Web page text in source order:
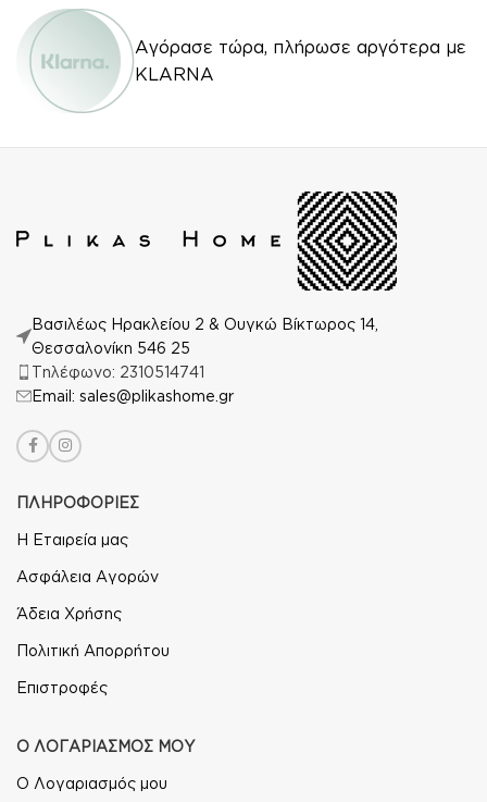
Αγόρασε τώρα, πλήρωσε αργότερα με
KLARNA
Βασιλέως Ηρακλείου 2 & Ουγκώ Βίκτωρος 14,
Θεσσαλονίκη 546 25
Τηλέφωνο: 2310514741
Email: sales@plikashome.gr
ΠΛΗΡΟΦΟΡΙΕΣ
Η Εταιρεία μας
Ασφάλεια Αγορών
Άδεια Χρήσης
Πολιτική Απορρήτου
Επιστροφές
Ο ΛΟΓΑΡΙΑΣΜΟΣ ΜΟΥ
Ο Λογαριασμός μου